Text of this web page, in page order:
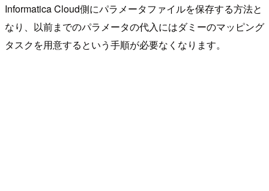
Informatica Cloud側にパラメータファイルを保存する方法と
なり、以前までのパラメータの代入にはダミーのマッピング
タスクを用意するという手順が必要なくなります。